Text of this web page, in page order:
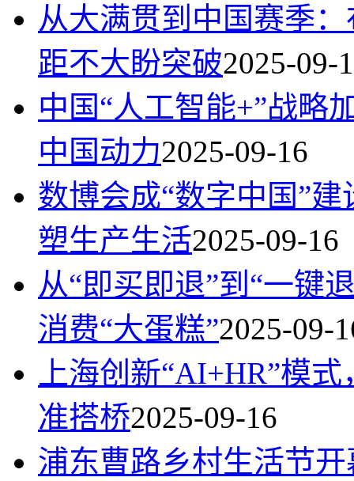
从大满贯到中国赛季
距不大盼突破2025-09-
中国“人工智能+”战略
中国动力2025-09-16
数博会成“数字中国”
塑生产生活2025-09-16
从“即买即退”到“一键
消费“大蛋糕”2025-09-
上海创新“AI+HR”模
准搭桥2025-09-16
浦东曹路乡村生活节